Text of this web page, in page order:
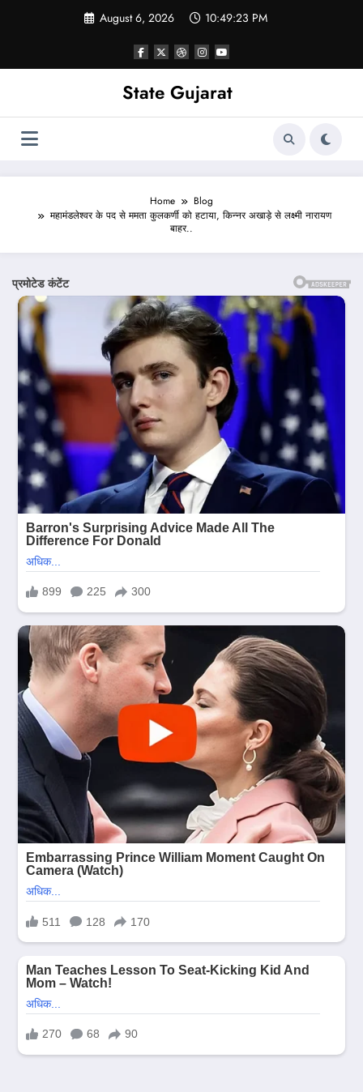
August 6, 2026 10:49:25 PM
State Gujarat
Home
Blog
महामंडलेश्वर के पद से ममता कुलकर्णी को हटाया, किन्नर अखाड़े से लक्ष्मी नारायण
बाहर..